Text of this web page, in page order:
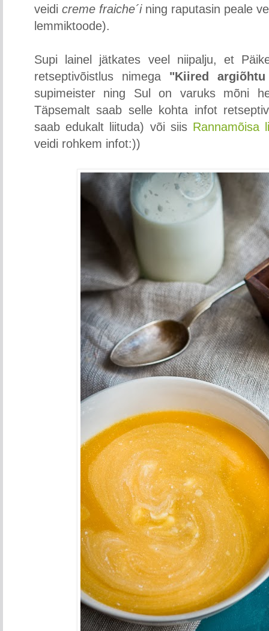
veidi creme fraiche´ining raputasin peale
lemmiktoode).
Supi lainel jätkates veel niipalju, et
retseptivõistlus nimega "Kiired
supimeister ning Sul on varuks mõni
Täpsemalt saab selle kohta infot
saab edukalt liituda) või siis Rannamõisa
veidi rohkem infot:))